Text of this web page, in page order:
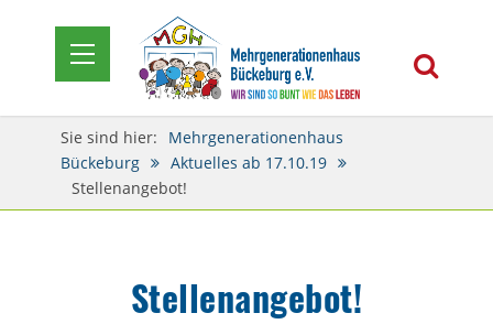
Sie sind hier:
Mehrgenerationenhaus
Bückeburg
Aktuelles ab 17.10.19
Stellenangebot!
Stellenangebot!